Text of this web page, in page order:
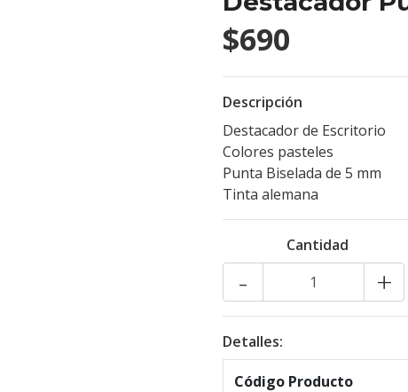
$690
Descripción
Destacador de Escritorio
Colores pasteles
Punta Biselada de 5 mm
Tinta alemana
Cantidad
+
-
Detalles:
Código Producto